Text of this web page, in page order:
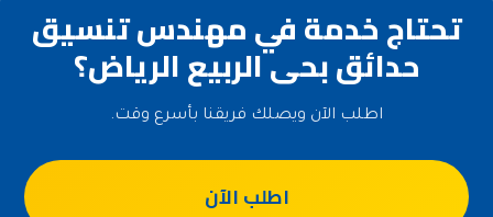
تحتاج خدمة في مهندس تنسيق
حدائق بحى الربيع الرياض؟
اطلب الآن ويصلك فريقنا بأسرع وقت.
اطلب الآن